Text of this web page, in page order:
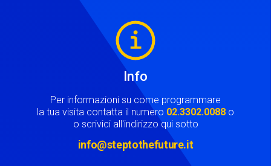
Info
Per informazioni su come programmare
la tua visita contatta il numero 02.3302.0088 o
o scrivici all'indirizzo qui sotto
info@steptothefuture.it